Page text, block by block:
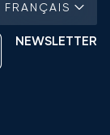
FRANÇAIS
NEWSLETTER